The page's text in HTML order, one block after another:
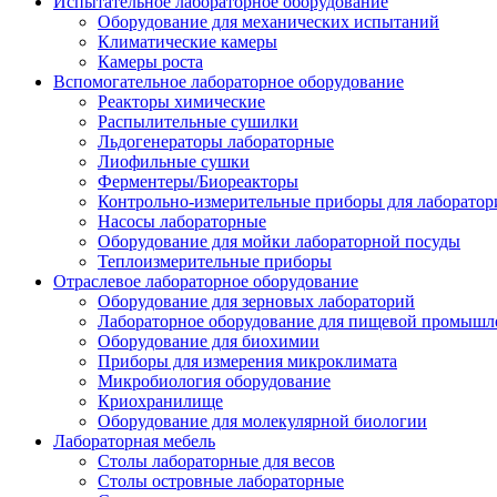
Оборудование для механических испытаний
Климатические камеры
Камеры роста
Вспомогательное лабораторное оборудование
Реакторы химические
Распылительные сушилки
Льдогенераторы лабораторные
Лиофильные сушки
Ферментеры/Биореакторы
Контрольно-измерительные приборы для
Насосы лабораторные
Оборудование для мойки лабораторной посуды
Теплоизмерительные приборы
Отраслевое лабораторное оборудование
Оборудование для зерновых лабораторий
Лабораторное оборудование для пищевой
Оборудование для биохимии
Приборы для измерения микроклимата
Микробиология оборудование
Криохранилище
Оборудование для молекулярной биологии
Лабораторная мебель
Столы лабораторные для весов
Столы островные лабораторные